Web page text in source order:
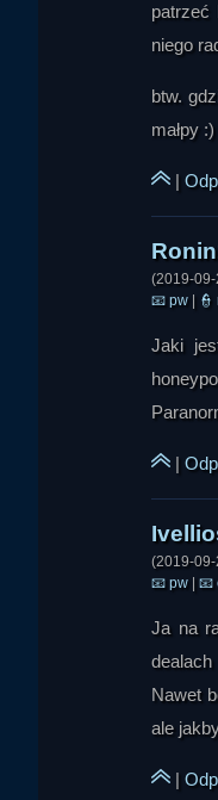
patrzeć
niego
btw.
małpy :)
|
(2019-
📧 pw 👮
Jaki
|
(2019-
📧 pw 📧
Ja na
Nawet
ale
|
Ivellios
dejw ajk